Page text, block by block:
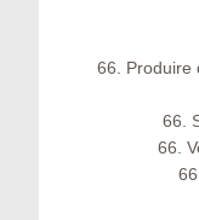
66. Produire
66.
66.